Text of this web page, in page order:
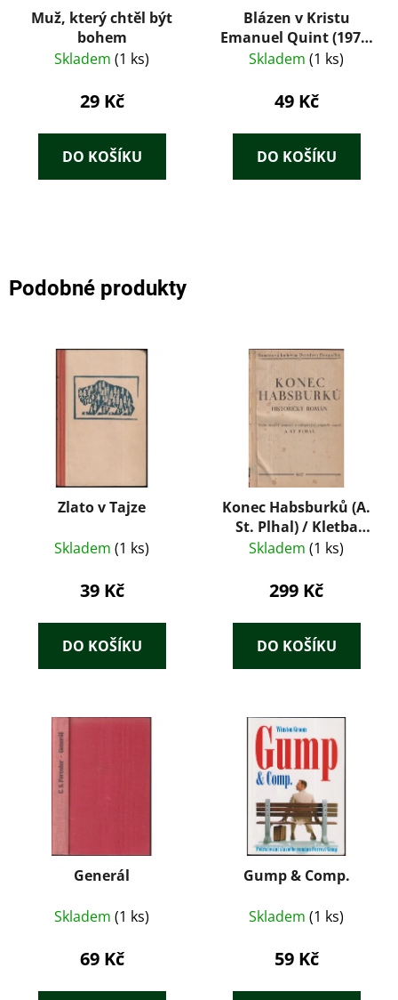
Muž, který chtěl být
bohem
Skladem (1 ks)
29 Kč
DO KOŠÍKU
Blázen v Kristu
Emanuel Quint (1975)
– Gerhart
Skladem (1 ks)
49 Kč
DO KOŠÍKU
Podobné produkty
Zlato v Tajze
Skladem (1 ks)
39 Kč
DO KOŠÍKU
Konec Habsburků (A.
St. Plhal) / Kletba
Habsburků (Díl V. –
Paprsky smrti (Dr.
tři sešitové romány z
roku 1927 v jedné
Skladem (1 ks)
299 Kč
DO KOŠÍKU
Generál
Skladem (1 ks)
69 Kč
Gump & Comp.
Skladem (1 ks)
59 Kč